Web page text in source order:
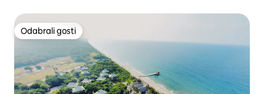
Odabrali gosti
Odabrali gosti